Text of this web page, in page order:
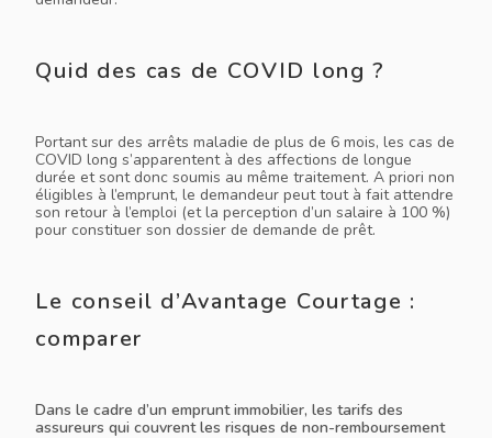
Quid des cas de COVID long ?
Portant sur des arrêts maladie de plus de 6 mois, les cas de
COVID long s’apparentent à des affections de longue
durée et sont donc soumis au même traitement. A priori non
éligibles à l’emprunt, le demandeur peut tout à fait attendre
son retour à l’emploi (et la perception d’un salaire à 100 %)
pour constituer son dossier de demande de prêt.
Le conseil d’Avantage Courtage :
comparer
Dans le cadre d’un emprunt immobilier, les tarifs des
assureurs qui couvrent les risques de non-remboursement